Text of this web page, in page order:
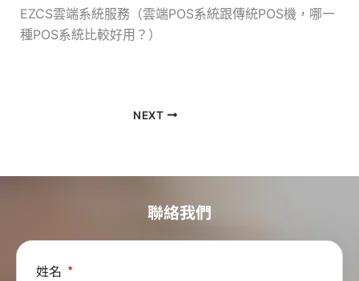
EZCS雲端系統服務（雲端POS系統跟傳統POS機，哪一
種POS系統比較好用？）
NEXT
聯絡我們
姓名